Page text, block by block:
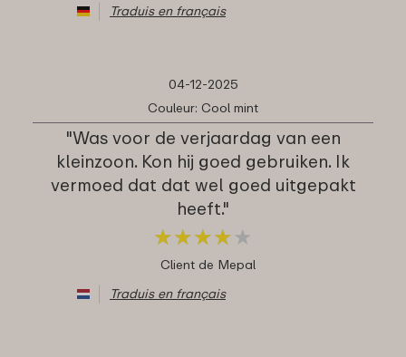
Traduis en français
04-12-2025
Couleur: Cool mint
"Was voor de verjaardag van een
kleinzoon. Kon hij goed gebruiken. Ik
vermoed dat dat wel goed uitgepakt
heeft."
★★★★ ★
★★★★ ★
Client de Mepal
Traduis en français